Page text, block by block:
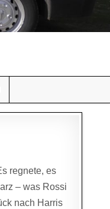
regnete, es
– was Rossi
nach Harris